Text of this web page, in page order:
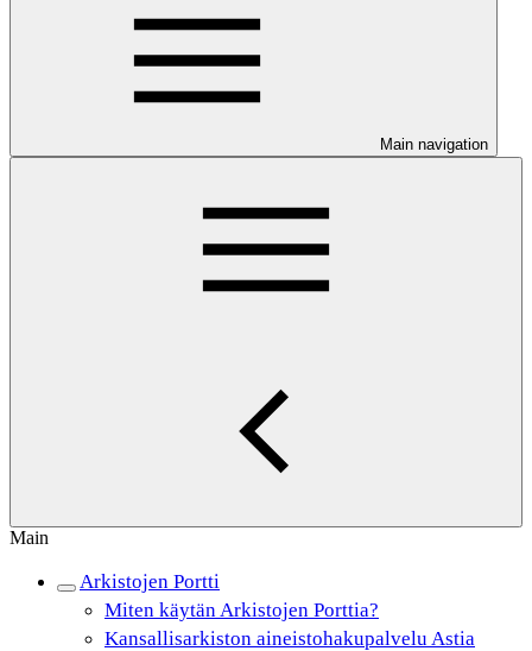
Main navigation
Main
Arkistojen Portti
Miten käytän Arkistojen Porttia?
Kansallisarkiston aineistohakupalvelu Astia